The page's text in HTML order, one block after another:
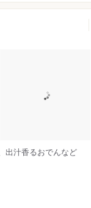
出汁香るおでんなど